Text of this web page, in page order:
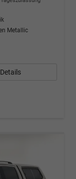
Metallic
Details